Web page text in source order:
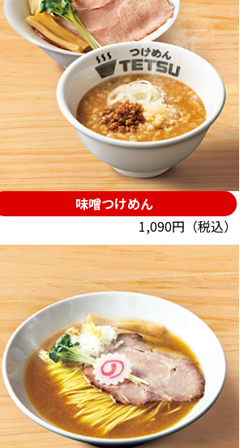
味噌つけめん
1,090円（税込）